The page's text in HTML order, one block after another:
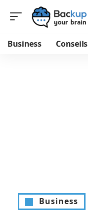
Business Conseils
Business